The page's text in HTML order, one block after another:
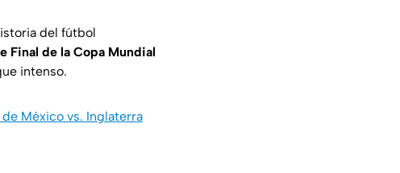
del fútbol
Final de la Copa Mundial
intenso.
México vs. Inglaterra